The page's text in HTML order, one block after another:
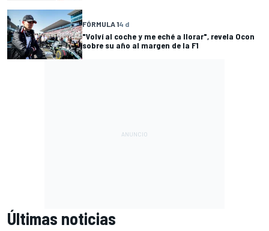
FÓRMULA 14 d
"Volví al coche y me eché a llorar", revela Ocon
sobre su año al margen de la F1
Últimas noticias